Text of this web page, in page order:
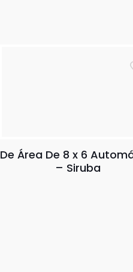
De Área De 8 x 6
– Siruba